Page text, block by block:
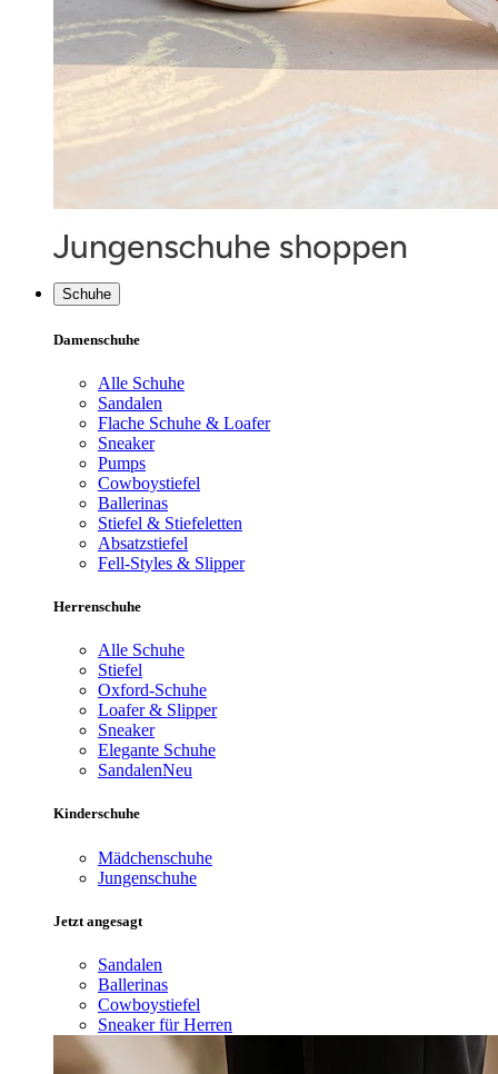
Schuhe
Damenschuhe
Alle Schuhe
Sandalen
Flache Schuhe & Loafer
Sneaker
Pumps
Cowboystiefel
Ballerinas
Stiefel & Stiefeletten
Absatzstiefel
Fell-Styles & Slipper
Herrenschuhe
Alle Schuhe
Stiefel
Oxford-Schuhe
Loafer & Slipper
Sneaker
Elegante Schuhe
SandalenNeu
Kinderschuhe
Mädchenschuhe
Jungenschuhe
Jetzt angesagt
Sandalen
Ballerinas
Cowboystiefel
Sneaker für Herren